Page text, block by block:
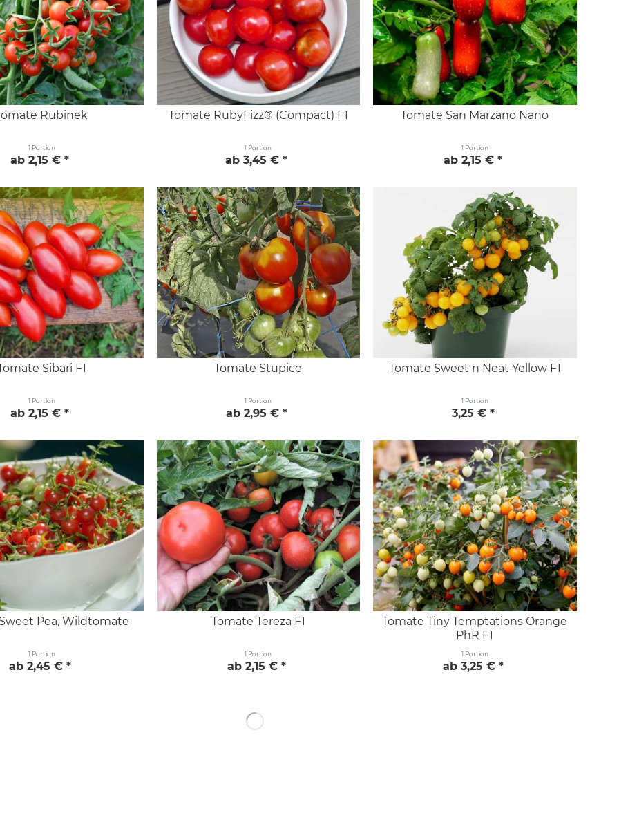
Rubinek
1 Portion
ab 2,15 € *
Tomate RubyFizz® (Compact) F1
1 Portion
ab 3,45 € *
Tomate San Marzano Nano
1 Portion
ab 2,15 € *
Sibari F1
1 Portion
ab 2,15 € *
Tomate Stupice
1 Portion
ab 2,95 € *
Tomate Sweet n Neat Yellow F1
1 Portion
3,25 € *
Pea, Wildtomate
1 Portion
ab 2,45 € *
Tomate Tereza F1
1 Portion
ab 2,15 € *
Tomate Tiny Temptations Orange
PhR F1
1 Portion
ab 3,25 € *